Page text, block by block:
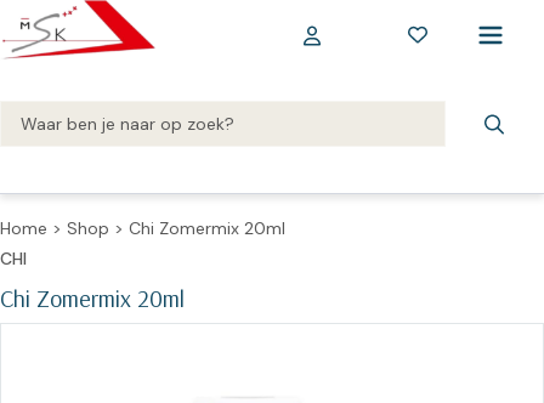
Home > Shop > Chi Zomermix 20ml
Chi Zomermix 20ml
CHI